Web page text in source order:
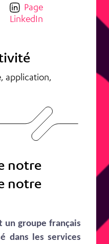
Page
LinkedIn
application,
notre
notre
un groupe français
dans les services